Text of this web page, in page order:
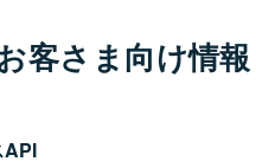
客さま向け情報
API